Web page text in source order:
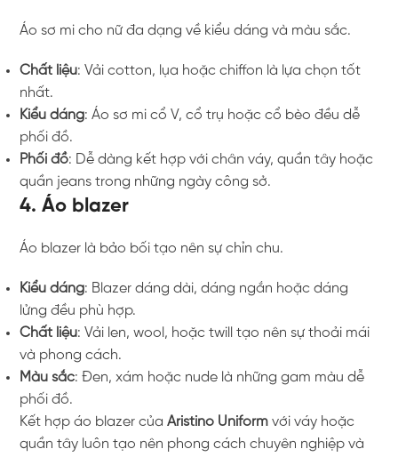
Áo sơ mi cho nữ đa dạng về kiểu dáng và màu sắc.
Chất liệu: Vải cotton, lụa hoặc chiffon là lựa chọn tốt
nhất.
Kiểu dáng: Áo sơ mi cổ V, cổ trụ hoặc cổ bèo đều dễ
phối đồ.
Phối đồ: Dễ dàng kết hợp với chân váy, quần tây hoặc
quần jeans trong những ngày công sở.
4. Áo blazer
Áo blazer là bảo bối tạo nên sự chỉn chu.
Kiểu dáng: Blazer dáng dài, dáng ngắn hoặc dáng
lửng đều phù hợp.
Chất liệu: Vải len, wool, hoặc twill tạo nên sự thoải mái
và phong cách.
Màu sắc: Đen, xám hoặc nude là những gam màu dễ
phối đồ.
Kết hợp áo blazer củaAristino Uniform với váy hoặc
quần tây luôn tạo nên phong cách chuyên nghiệp và